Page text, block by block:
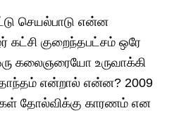
செயல்பாடு என்ன
கட்சி குறைந்தபட்சம் ஒரே
கலைஞரையோ உருவாக்கி
என்றால் என்ன? 2009
தோல்விக்கு காரணம் என